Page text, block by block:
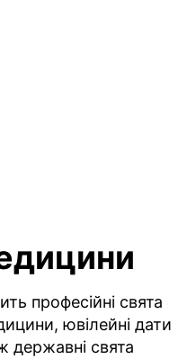
професійні свята
ювілейні дати
державні свята